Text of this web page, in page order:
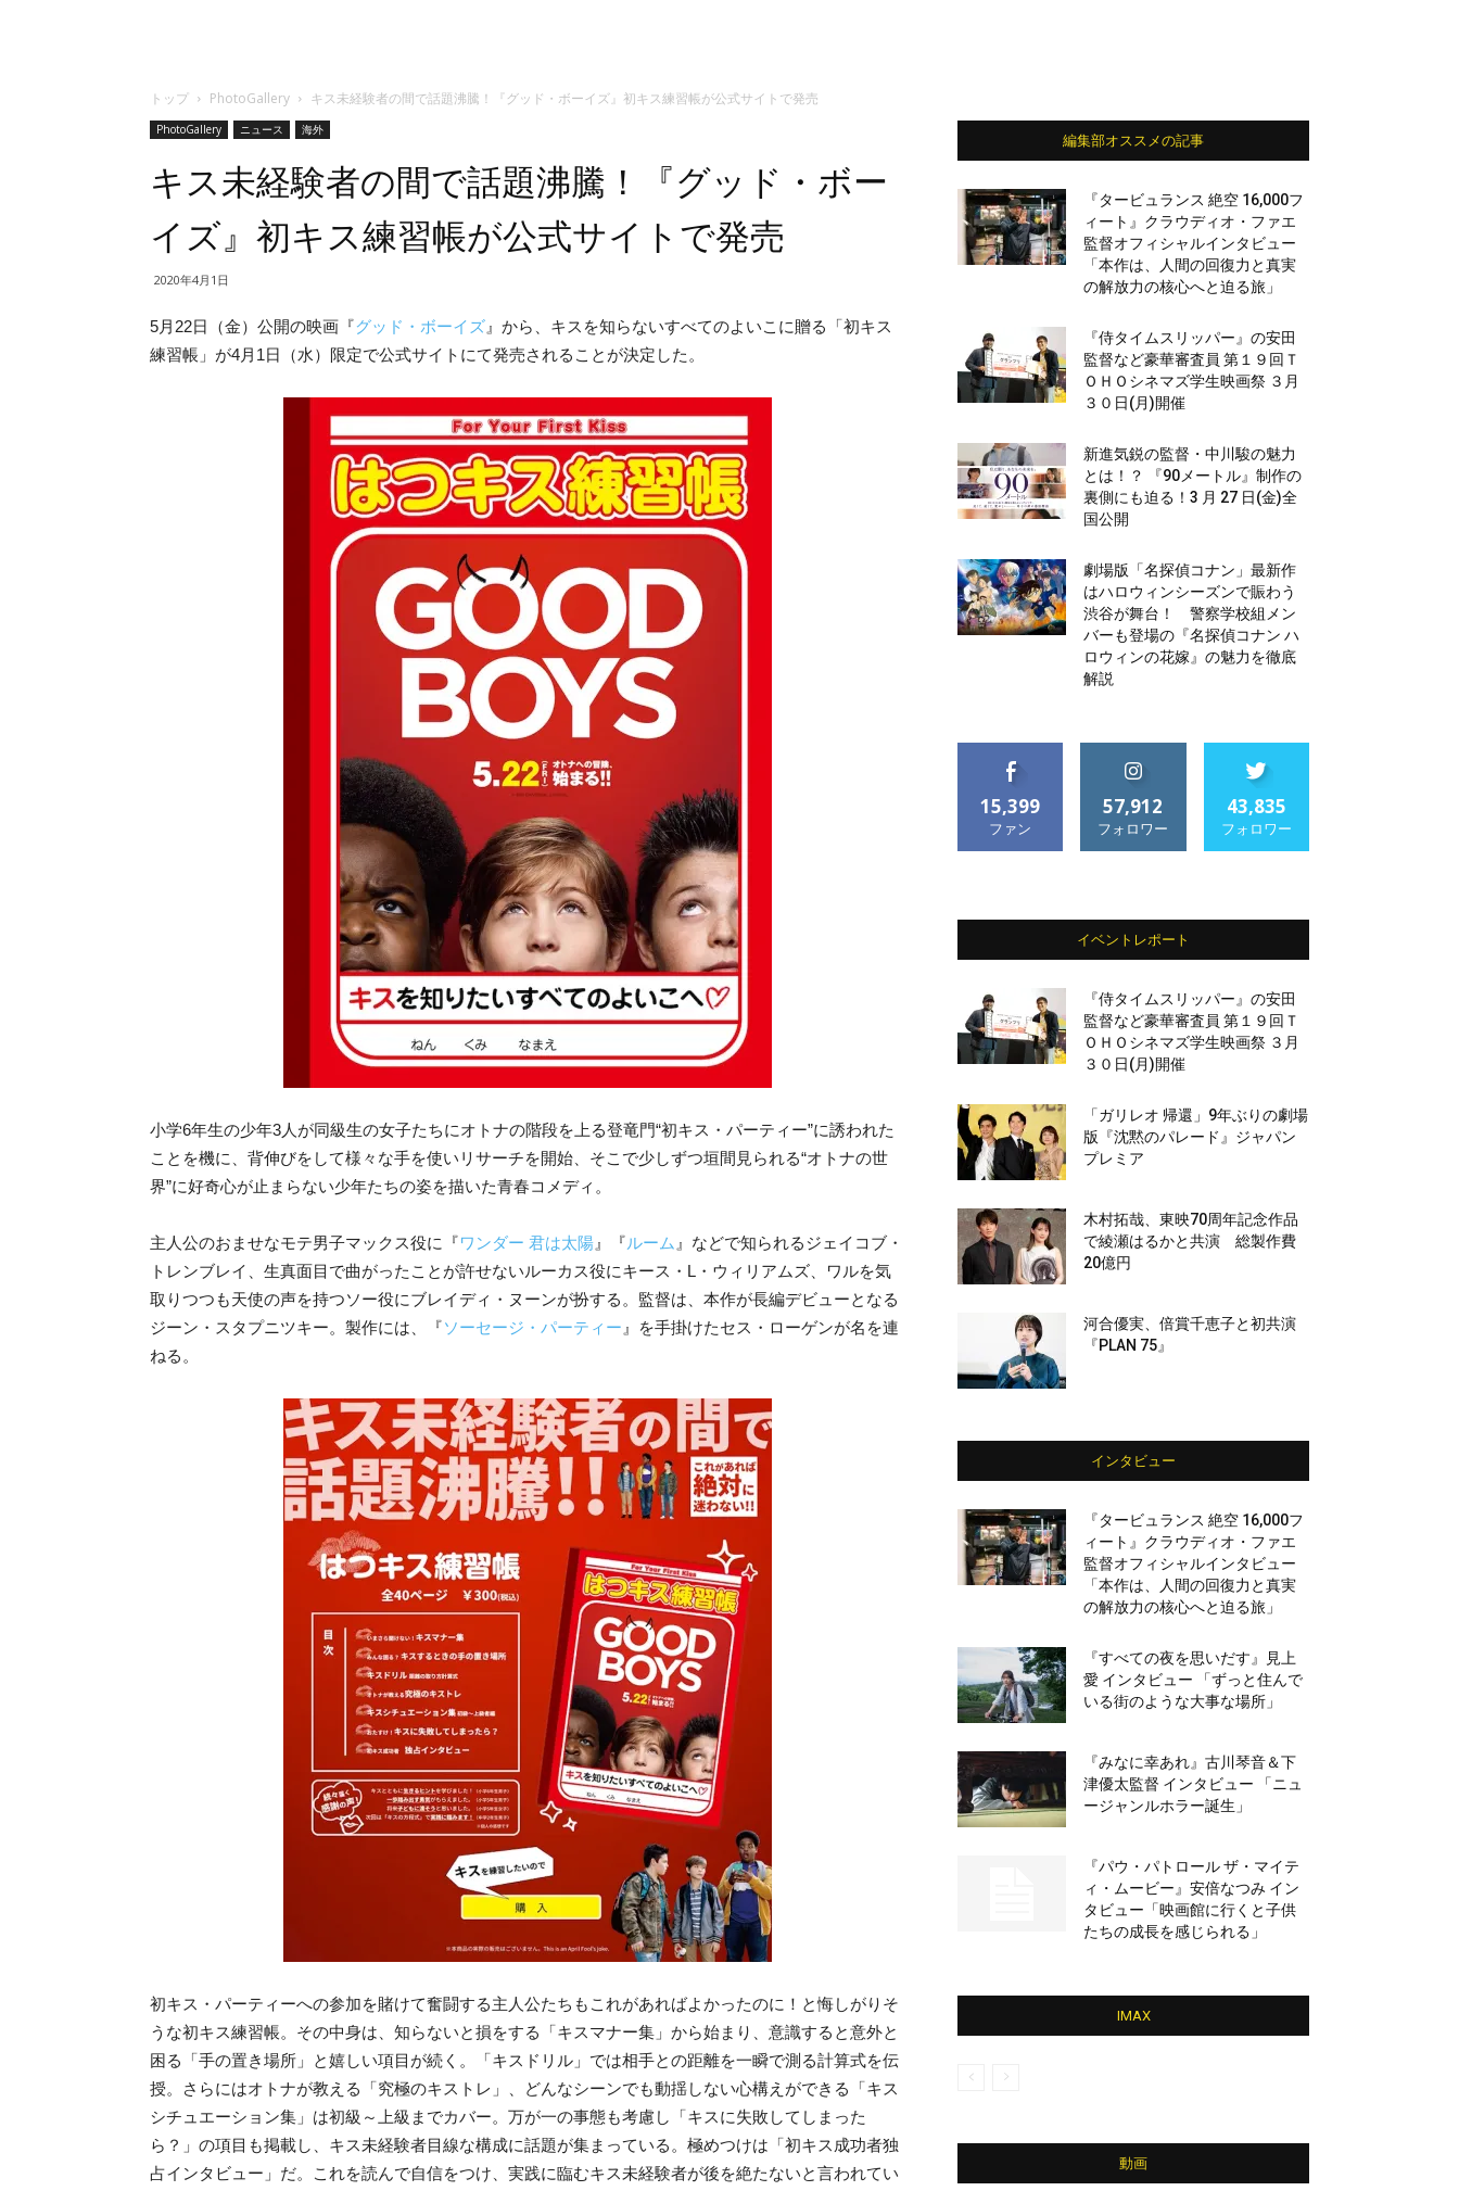
トップ PhotoGallery キス未経験者の間で話題沸騰！『グッド・ボーイズ』初キス練習帳が公式サイトで発売
PhotoGallery ニュース 海外
キス未経験者の間で話題沸騰！『グッド・ボー
イズ』初キス練習帳が公式サイトで発売
2020年4月1日
5月22日（金）公開の映画『グッド・ボーイズ 』から、キスを知らないすべてのよいこに贈る「初キス
練習帳」が4月1日（水）限定で公式サイトにて発売されることが決定した。
小学6年生の少年3人が同級生の女子たちにオトナの階段を上る登竜門“初キス・パーティー”に誘われた
ことを機に、背伸びをして様々な手を使いリサーチを開始、そこで少しずつ垣間見られる“オトナの世
界”に好奇心が止まらない少年たちの姿を描いた青春コメディ。
主人公のおませなモテ男子マックス役に『ワンダー 君は太陽 』『ルーム 』などで知られるジェイコブ・
トレンブレイ、生真面目で曲がったことが許せないルーカス役にキース・L・ウィリアムズ、ワルを気
取りつつも天使の声を持つソー役にブレイディ・ヌーンが扮する。監督は、本作が長編デビューとなる
ジーン・スタプニツキー。製作には、『ソーセージ・パーティー 』を手掛けたセス・ローゲンが名を連
ねる。
初キス・パーティーへの参加を賭けて奮闘する主人公たちもこれがあればよかったのに！と悔しがりそ
うな初キス練習帳。その中身は、知らないと損をする「キスマナー集」から始まり、意識すると意外と
困る「手の置き場所」と嬉しい項目が続く。「キスドリル」では相手との距離を一瞬で測る計算式を伝
授。さらにはオトナが教える「究極のキストレ」、どんなシーンでも動揺しない心構えができる「キス
シチュエーション集」は初級～上級までカバー。万が一の事態も考慮し「キスに失敗してしまった
ら？」の項目も掲載し、キス未経験者目線な構成に話題が集まっている。極めつけは「初キス成功者独
占インタビュー」だ。これを読んで自信をつけ、実践に臨むキス未経験者が後を絶たないと言われてい
編集部オススメの記事
『タービュランス 絶空 16,000フ
ィート』クラウディオ・ファエ
監督オフィシャルインタビュー
「本作は、人間の回復力と真実
の解放力の核心へと迫る旅」
『侍タイムスリッパー』の安田
監督など豪華審査員 第１９回Ｔ
ＯＨＯシネマズ学生映画祭 ３月
３０日(月)開催
新進気鋭の監督・中川駿の魅力
とは！？ 『90メートル』制作の
裏側にも迫る！3 月 27 日(金)全
国公開
劇場版「名探偵コナン」最新作
はハロウィンシーズンで賑わう
渋谷が舞台！ 警察学校組メン
バーも登場の『名探偵コナン ハ
ロウィンの花嫁』の魅力を徹底
解説
15,399
ファン
57,912
フォロワー
43,835
フォロワー
イベントレポート
『侍タイムスリッパー』の安田
監督など豪華審査員 第１９回Ｔ
ＯＨＯシネマズ学生映画祭 ３月
３０日(月)開催
「ガリレオ 帰還」9年ぶりの劇場
版『沈黙のパレード』ジャパン
プレミア
木村拓哉、東映70周年記念作品
で綾瀬はるかと共演 総製作費
20億円
河合優実、倍賞千恵子と初共演
『PLAN 75』
インタビュー
『タービュランス 絶空 16,000フ
ィート』クラウディオ・ファエ
監督オフィシャルインタビュー
「本作は、人間の回復力と真実
の解放力の核心へと迫る旅」
『すべての夜を思いだす』見上
愛 インタビュー 「ずっと住んで
いる街のような大事な場所」
『みなに幸あれ』古川琴音＆下
津優太監督 インタビュー 「ニュ
ージャンルホラー誕生」
『パウ・パトロール ザ・マイテ
ィ・ムービー』安倍なつみ イン
タビュー「映画館に行くと子供
たちの成長を感じられる」
IMAX
動画